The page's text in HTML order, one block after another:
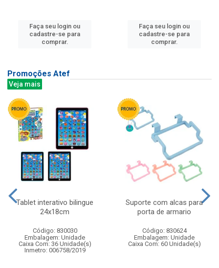
Faça seu login ou
cadastre-se para
comprar.
Faça seu login ou
cadastre-se para
comprar.
Promoções Atef
Veja mais
Tablet interativo bilingue
24x18cm
Código: 830030
Embalagem: Unidade
Caixa Com: 36 Unidade(s)
Inmetro: 006758/2019
Suporte com alcas para
porta de armario
Código: 830624
Embalagem: Unidade
Caixa Com: 60 Unidade(s)